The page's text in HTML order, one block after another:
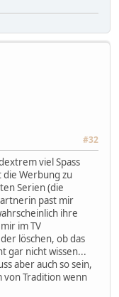
#32
viel Spass
Werbung zu
Serien (die
past mir
ihre
im TV
löschen, ob das
gar nicht wissen...
aber auch so sein,
Tradition wenn